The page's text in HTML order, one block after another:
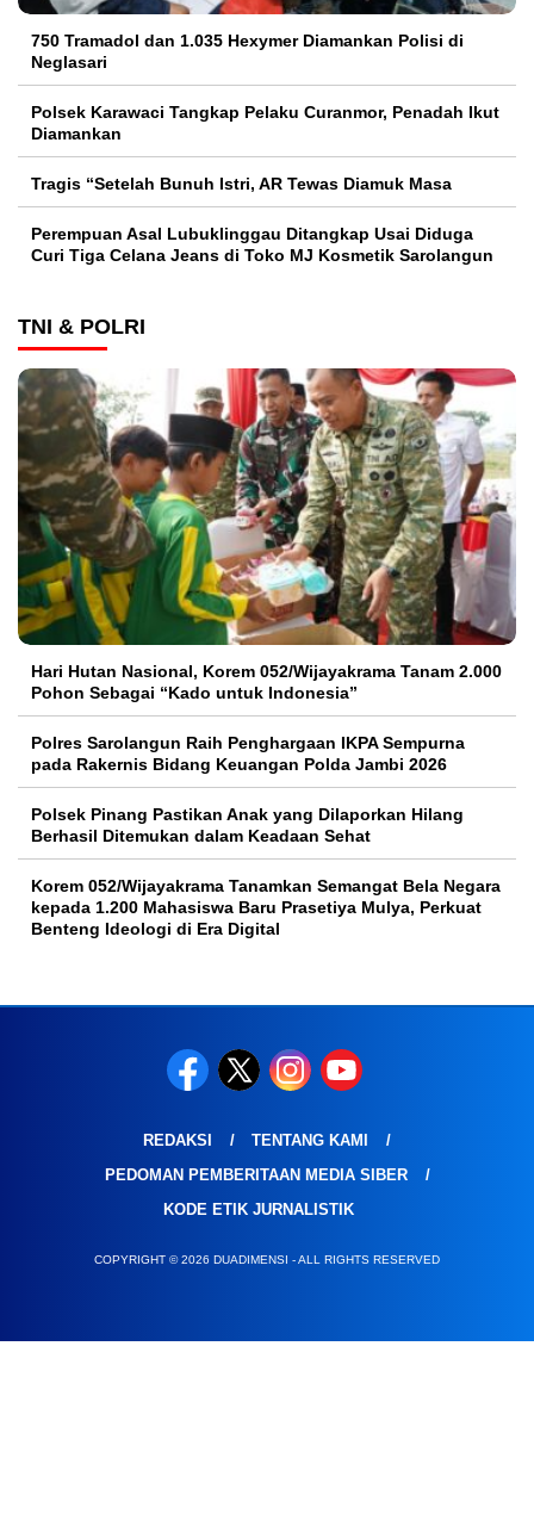
750 Tramadol dan 1.035 Hexymer Diamankan Polisi di
Neglasari
Polsek Karawaci Tangkap Pelaku Curanmor, Penadah Ikut
Diamankan
Tragis “Setelah Bunuh Istri, AR Tewas Diamuk Masa
Perempuan Asal Lubuklinggau Ditangkap Usai Diduga
Curi Tiga Celana Jeans di Toko MJ Kosmetik Sarolangun
TNI & POLRI
Hari Hutan Nasional, Korem 052/Wijayakrama Tanam 2.000
Pohon Sebagai “Kado untuk Indonesia”
Polres Sarolangun Raih Penghargaan IKPA Sempurna
pada Rakernis Bidang Keuangan Polda Jambi 2026
Polsek Pinang Pastikan Anak yang Dilaporkan Hilang
Berhasil Ditemukan dalam Keadaan Sehat
Korem 052/Wijayakrama Tanamkan Semangat Bela Negara
kepada 1.200 Mahasiswa Baru Prasetiya Mulya, Perkuat
Benteng Ideologi di Era Digital
REDAKSI
TENTANG KAMI
PEDOMAN PEMBERITAAN MEDIA SIBER
KODE ETIK JURNALISTIK
COPYRIGHT © 2026 DUADIMENSI - ALL RIGHTS RESERVED